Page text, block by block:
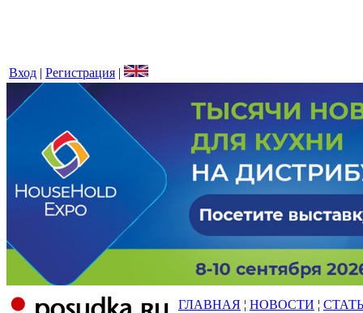
Вход | Регистрация |
ГЛАВНАЯ ¦ НОВОСТИ ¦